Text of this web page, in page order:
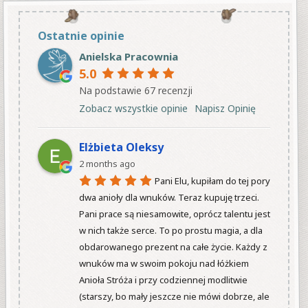
Ostatnie opinie
Anielska Pracownia
5.0
Na podstawie 67 recenzji
Zobacz wszystkie opinie
Napisz Opinię
Elżbieta Oleksy
2 months ago
Pani Elu, kupiłam do tej pory
dwa anioły dla wnuków. Teraz kupuję trzeci.
Pani prace są niesamowite, oprócz talentu jest
w nich także serce. To po prostu magia, a dla
obdarowanego prezent na całe życie. Każdy z
wnuków ma w swoim pokoju nad łóżkiem
Anioła Stróża i przy codziennej modlitwie
(starszy, bo mały jeszcze nie mówi dobrze, ale